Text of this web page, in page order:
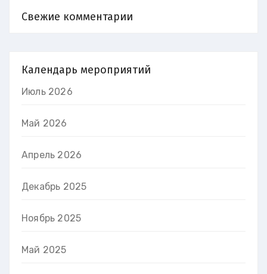
Свежие комментарии
Календарь мероприятий
Июль 2026
Май 2026
Апрель 2026
Декабрь 2025
Ноябрь 2025
Май 2025